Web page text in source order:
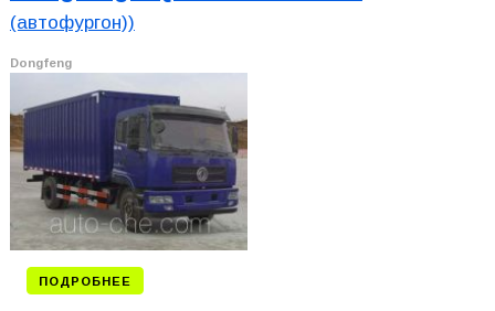
(автофургон))
Dongfeng
ПОДРОБНЕЕ